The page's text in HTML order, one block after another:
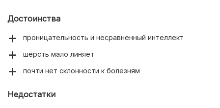
Достоинства
проницательность и несравненный интеллект
шерсть мало линяет
почти нет склонности к болезням
Недостатки